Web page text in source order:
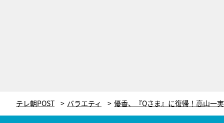
テレ朝POST バラエティ